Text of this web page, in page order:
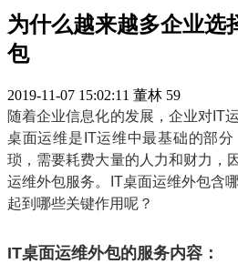
为什么越来越多企业选
包
2019-11-07 15:02:11 董林 59
随着企业信息化的发展，企业对IT
桌面运维是IT运维中最基础的部
琐，需要耗费大量的人力和财力，
运维外包服务。IT桌面运维外包含
起到哪些关键作用呢？
IT桌面运维外包的服务内容：